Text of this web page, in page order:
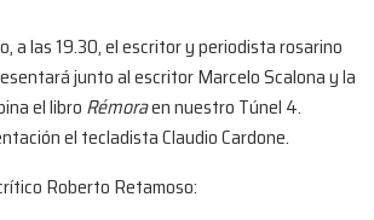
a las 19.30, el escritor y periodista rosarino
junto al escritor Marcelo Scalona y la
el libro Rémoraen nuestro Túnel 4.
el tecladista Claudio Cardone.
Roberto Retamoso: